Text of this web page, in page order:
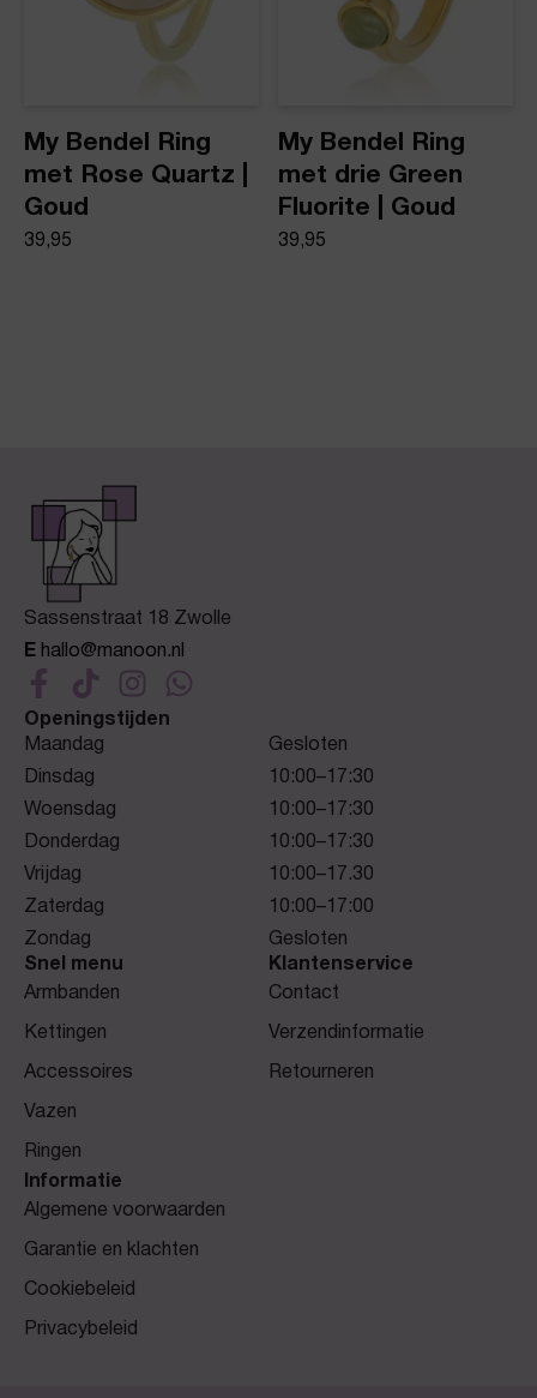
My Bendel Ring
met Rose Quartz |
Goud
39,95
My Bendel Ring
met drie Green
Fluorite | Goud
39,95
Sassenstraat 18 Zwolle
E hallo@manoon.nl
Openingstijden
Maandag
Gesloten
Dinsdag
10:00–17:30
Woensdag
10:00–17:30
Donderdag
10:00–17:30
Vrijdag
10:00–17.30
Zaterdag
10:00–17:00
Zondag
Gesloten
Snel menu
Armbanden
Kettingen
Accessoires
Vazen
Ringen
Klantenservice
Contact
Verzendinformatie
Retourneren
Informatie
Algemene voorwaarden
Garantie en klachten
Cookiebeleid
Privacybeleid